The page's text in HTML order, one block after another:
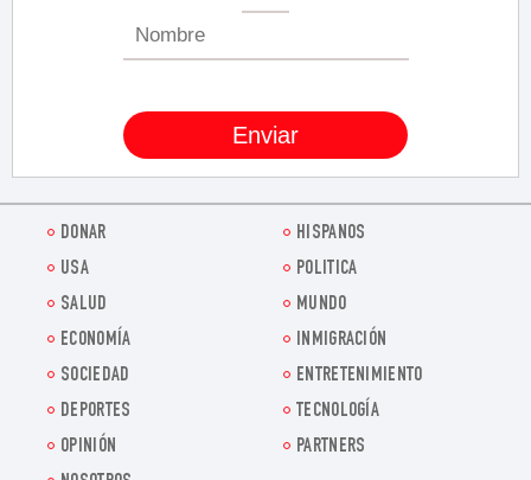
DONAR
HISPANOS
USA
POLITICA
SALUD
MUNDO
ECONOMÍA
INMIGRACIÓN
SOCIEDAD
ENTRETENIMIENTO
DEPORTES
TECNOLOGÍA
OPINIÓN
PARTNERS